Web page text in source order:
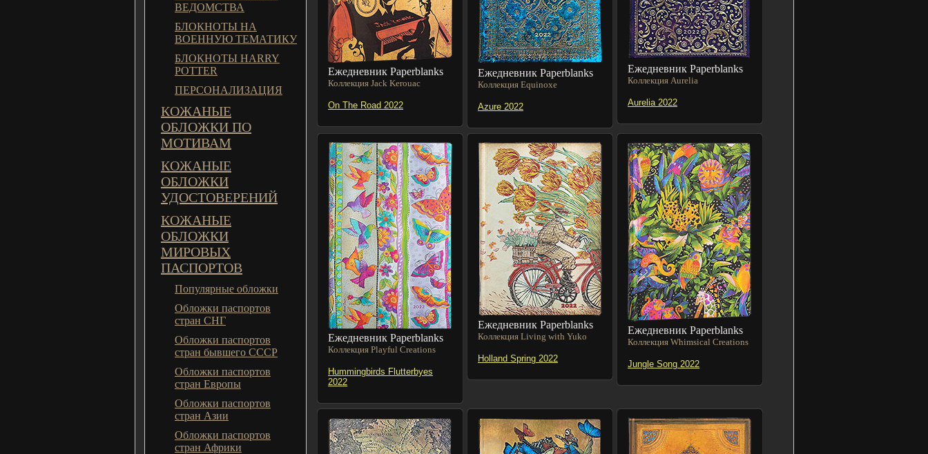
ВЕДОМСТВА
БЛОКНОТЫ НА
ВОЕННУЮ ТЕМАТИКУ
БЛОКНОТЫ HARRY
POTTER
ПЕРСОНАЛИЗАЦИЯ
КОЖАНЫЕ
ОБЛОЖКИ ПО
МОТИВАМ
КОЖАНЫЕ
ОБЛОЖКИ
УДОСТОВЕРЕНИЙ
КОЖАНЫЕ
ОБЛОЖКИ
МИРОВЫХ
ПАСПОРТОВ
Популярные обложки
Обложки паспортов
стран СНГ
Обложки паспортов
стран бывшего СССР
Обложки паспортов
стран Европы
Обложки паспортов
стран Азии
Обложки паспортов
стран Африки
Ежедневник Paperblanks
Коллекция Jack Kerouac
On The Road 2022
Ежедневник Paperblanks
Коллекция Equinoxe
Azure 2022
Ежедневник Paperblanks
Коллекция Aurelia
Aurelia 2022
Ежедневник Paperblanks
Коллекция Playful Creations
Hummingbirds Flutterbyes
2022
Ежедневник Paperblanks
Коллекция Living with Yuko
Holland Spring 2022
Ежедневник Paperblanks
Коллекция Whimsical Creations
Jungle Song 2022